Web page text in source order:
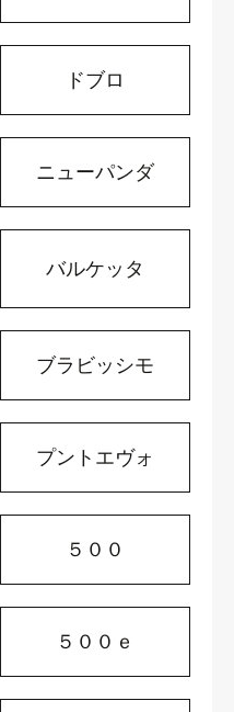
ドブロ
ニューパンダ
バルケッタ
ブラビッシモ
プントエヴォ
５００
５００ｅ